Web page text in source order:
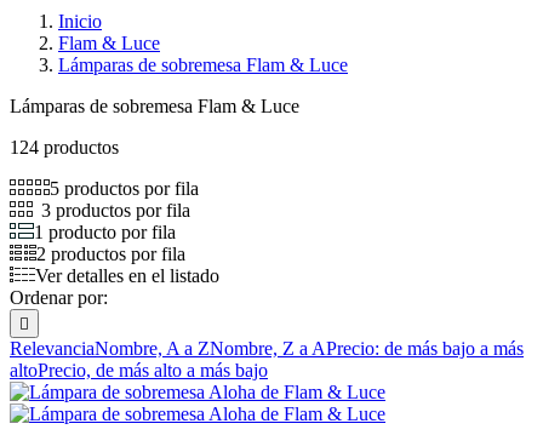
Inicio
Flam & Luce
Lámparas de sobremesa Flam & Luce
Lámparas de sobremesa Flam & Luce
124 productos
5 productos por fila
3 productos por fila
1 producto por fila
2 productos por fila
Ver detalles en el listado
Ordenar por:

RelevanciaNombre, A a ZNombre, Z a APrecio: de más bajo a más
altoPrecio, de más alto a más bajo